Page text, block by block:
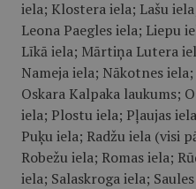
iela; Klostera iela; Lašu
Leona Paegles iela; Liepu
Līkā iela; Mārtiņa Lutera
Nameja iela; Nākotnes
Oskara Kalpaka laukums;
iela; Plostu iela; Pļaujas
Puķu iela; Radžu iela (visi
Robežu iela; Romas iela;
iela; Salaskroga iela;